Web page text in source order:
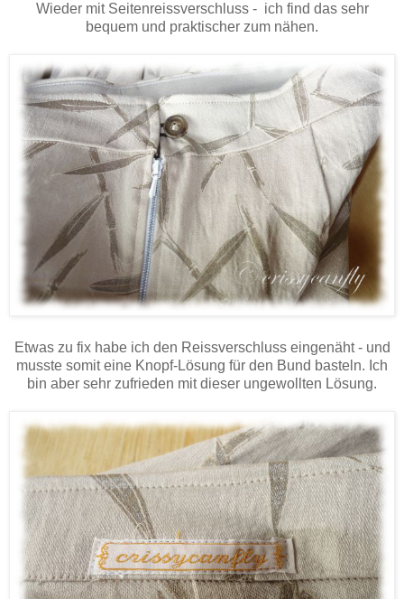
Wieder mit Seitenreissverschluss - ich find das sehr
bequem und praktischer zum nähen.
Etwas zu fix habe ich den Reissverschluss eingenäht - und
musste somit eine Knopf-Lösung für den Bund basteln. Ich
bin aber sehr zufrieden mit dieser ungewollten Lösung.